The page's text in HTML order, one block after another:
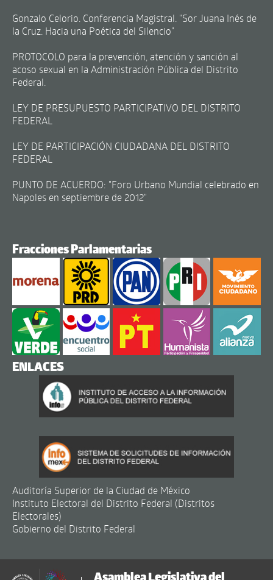
Gonzalo Celorio. Conferencia Magistral. "Sor Juana Inés de
la Cruz. Hacia una Poética del Silencio"
PROTOCOLO para la prevención, atención y sanción al
acoso sexual en la Administración Pública del Distrito
Federal.
LEY DE PRESUPUESTO PARTICIPATIVO DEL DISTRITO
FEDERAL
LEY DE PARTICIPACIÓN CIUDADANA DEL DISTRITO
FEDERAL
PUNTO DE ACUERDO: "Foro Urbano Mundial celebrado en
Napoles en septiembre de 2012"
Fracciones Parlamentarias
ENLACES
Auditoría Superior de la Ciudad de México
Instituto Electoral del Distrito Federal (Distritos
Electorales)
Gobierno del Distrito Federal